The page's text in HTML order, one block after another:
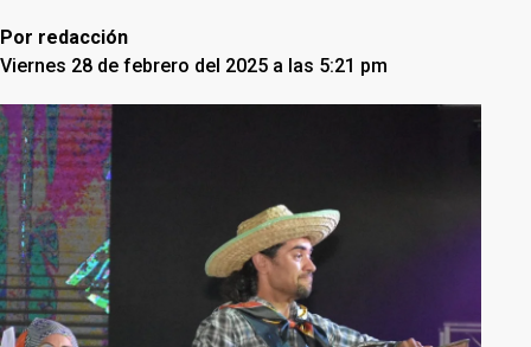
Por redacción
Viernes 28 de febrero del 2025 a las 5:21 pm